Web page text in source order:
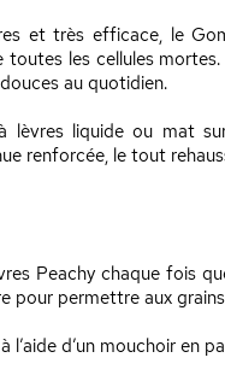
et très efficace, le
toutes les cellules
au quotidien.
lèvres liquide ou mat
renforcée, le tout
Peachy chaque fois
pour permettre aux
l’aide d’un mouchoir en